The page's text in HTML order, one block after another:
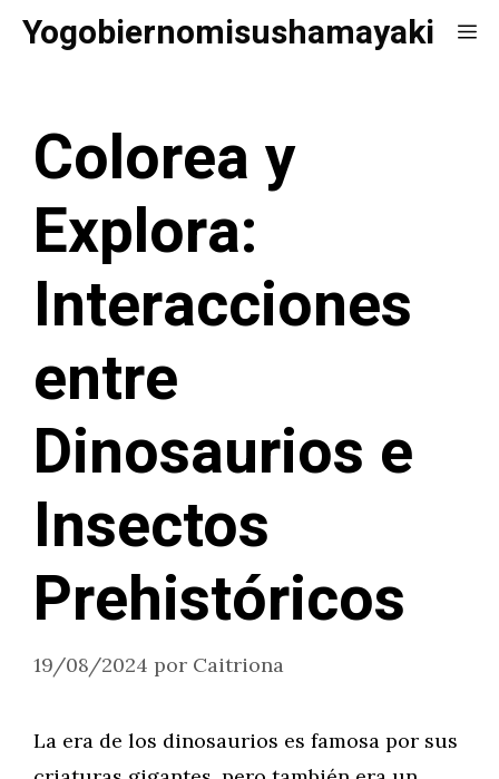
SaltarYogobiernomisushamayaki
Colorea y
Explora:
Interacciones
entre
Dinosaurios e
Insectos
Prehistóricos
19/08/2024 por Caitriona
La era de los dinosaurios es famosa por sus